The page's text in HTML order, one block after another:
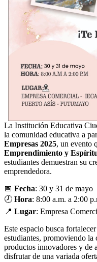
La Institución Educativa
la comunidad educativa a
Empresas 2025, un evento
Emprendimiento y
estudiantes demuestran su
emprendedora.
📅 Fecha: 30 y 31 de mayo
🕗 Hora: 8:00 a.m. a 2:00
📍 Lugar: Empresa
Este espacio busca
estudiantes, promoviendo la
productos innovadores y de
disfrutar de una variada